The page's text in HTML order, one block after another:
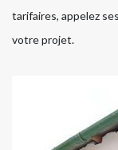
tarifaires, appelez
votre projet.